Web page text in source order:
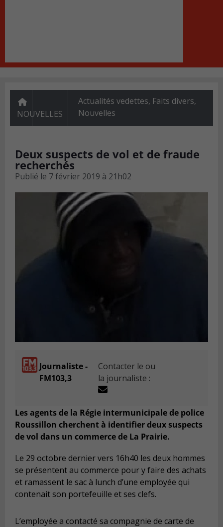
NOUVELLES
Actualités vedettes, Faits divers,
Nouvelles
Deux suspects de vol et de fraude
recherchés
Publié le 7 février 2019 à 21h02
Journaliste -
FM103,3
Contacter le ou
la journaliste :
Les agents de la Régie intermunicipale de police
Roussillon cherchent à identifier deux suspects
de vol dans un commerce de La Prairie.
Le 29 octobre dernier vers 16h40 les deux hommes
se présentent au commerce pour y faire des achats
et ramassent le sac à lunch d’une employée qui
contenait son portefeuille et ses clefs.
L’employée a contacté sa compagnie de carte de